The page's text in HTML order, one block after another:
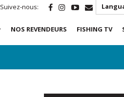
Suivez-nous:
NOS REVENDEURS FISHING TV